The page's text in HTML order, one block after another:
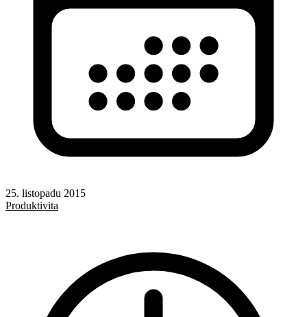
25. listopadu 2015
Produktivita